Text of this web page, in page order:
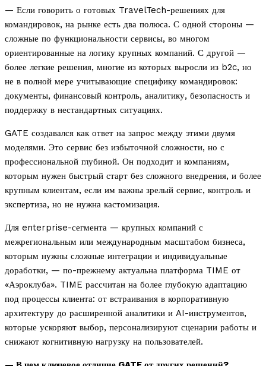
— Если говорить о готовых TravelTech-решениях для
командировок, на рынке есть два полюса. С одной стороны —
сложные по функциональности сервисы, во многом
ориентированные на логику крупных компаний. С другой —
более легкие решения, многие из которых выросли из b2c, но
не в полной мере учитывающие специфику командировок:
документы, финансовый контроль, аналитику, безопасность и
поддержку в нестандартных ситуациях.
GATE создавался как ответ на запрос между этими двумя
моделями. Это сервис без избыточной сложности, но с
профессиональной глубиной. Он подходит и компаниям,
которым нужен быстрый старт без сложного внедрения, и более
крупным клиентам, если им важны зрелый сервис, контроль и
экспертиза, но не нужна кастомизация.
Для enterprise-сегмента — крупных компаний с
межрегиональным или международным масштабом бизнеса,
которым нужны сложные интеграции и индивидуальные
доработки, — по-прежнему актуальна платформа TIME от
«Аэроклуба». TIME рассчитан на более глубокую адаптацию
под процессы клиента: от встраивания в корпоративную
архитектуру до расширенной аналитики и AI-инструментов,
которые ускоряют выбор, персонализируют сценарии работы и
снижают когнитивную нагрузку на пользователей.